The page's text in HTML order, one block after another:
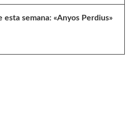
esta semana: «Anyos Perdius»